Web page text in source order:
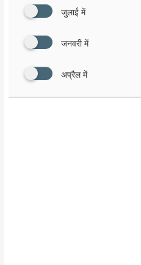
जुलाई में
जनवरी में
अप्रैल में